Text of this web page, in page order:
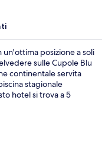
un'ottima posizione a soli
sulle Cupole Blu
continentale servita
stagionale
hotel si trova a 5